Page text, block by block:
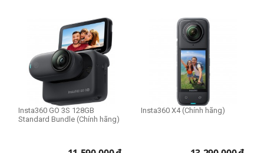
Insta360 GO 3S 128GB
Standard Bundle (Chính hãng)
Insta360 X4 (Chính hãng)